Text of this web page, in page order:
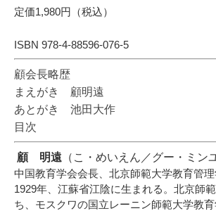
定価1,980円（税込）
ISBN 978-4-88596-076-5
顧会長略歴
まえがき 顧明遠
あとがき 池田大作
目次
顧 明遠 （こ・めいえん／グー・ミン
中国教育学会会長、北京師範大学教育管理
1929年、江蘇省江陰に生まれる。北京師
ち、モスクワの国立レーニン師範大学教